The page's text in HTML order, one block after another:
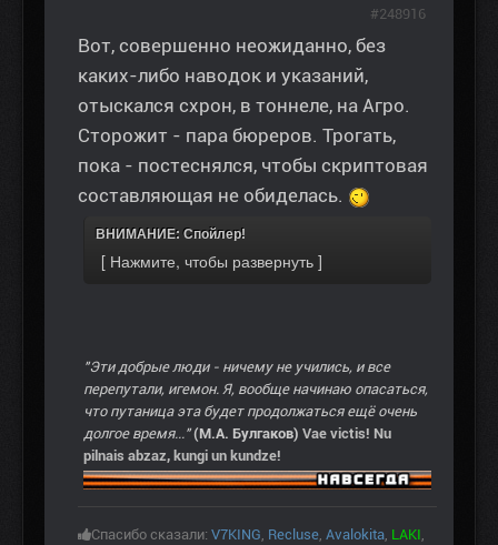
Вот, совершенно неожиданно, без
каких-либо наводок и указаний,
отыскался схрон, в тоннеле, на Агро.
Сторожит - пара бюреров. Трогать,
пока - постеснялся, чтобы скриптовая
составляющая не обиделась.
ВНИМАНИЕ: Спойлер!
"Эти добрые люди - ничему не учились, и все
перепутали, игемон. Я, вообще начинаю опасаться,
что путаница эта будет продолжаться ещё очень
долгое время..." (М.А. Булгаков) Vae victis! Nu
pilnais abzaz, kungi un kundze!
Спасибо сказали: V7KING, Recluse, Avalokita, LAKI,
#248916